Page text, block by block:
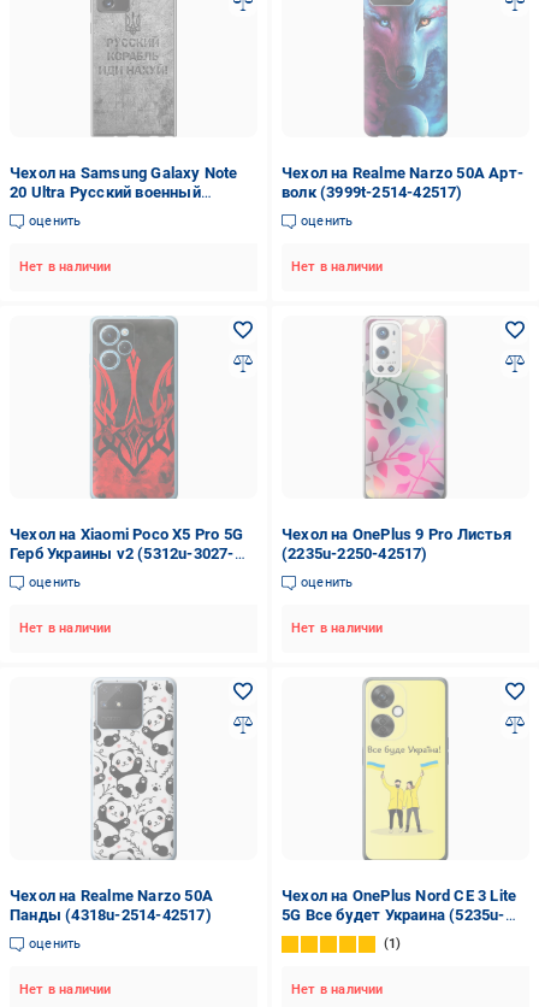
Чехол на Samsung Galaxy Note
20 Ultra Русский военный
корабль иди на v4 (5223u-2051-
42517)
оценить
Нет в наличии
Чехол на Realme Narzo 50A Арт-
волк (3999t-2514-42517)
оценить
Нет в наличии
Чехол на Xiaomi Poco X5 Pro 5G
Герб Украины v2 (5312u-3027-
42517)
оценить
Нет в наличии
Чехол на OnePlus 9 Pro Листья
(2235u-2250-42517)
оценить
Нет в наличии
Чехол на Realme Narzo 50A
Панды (4318u-2514-42517)
оценить
Нет в наличии
Чехол на OnePlus Nord CE 3 Lite
5G Все будет Украина (5235u-
3144-42517)
1
Нет в наличии